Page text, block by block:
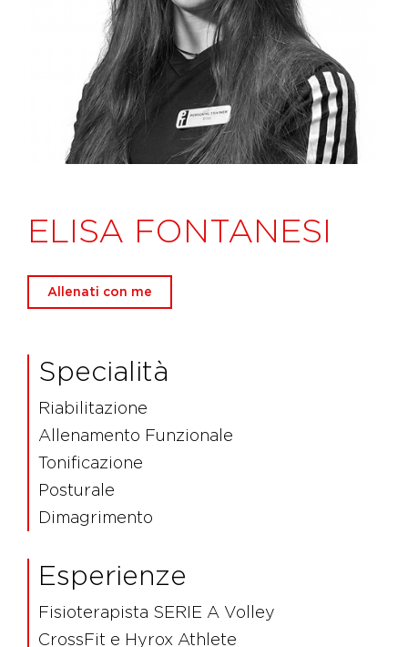
ELISA FONTANESI
Allenati con me
Specialità
Riabilitazione
Allenamento Funzionale
Tonificazione
Posturale
Dimagrimento
Esperienze
Fisioterapista SERIE A Volley
CrossFit e Hyrox Athlete